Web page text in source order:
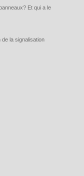
Et qui a le
la signalisation